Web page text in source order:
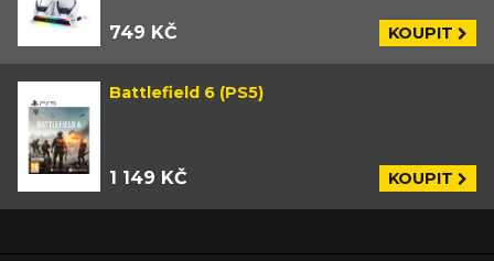
749 KČ KOUPIT
Battlefield 6 (PS5)
1 149 KČ KOUPIT